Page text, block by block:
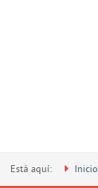
Está aquí: Inicio